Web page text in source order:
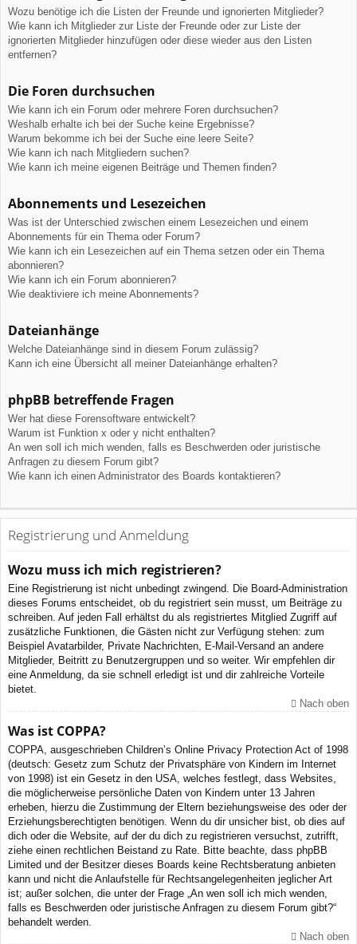
Wozu benötige ich die Listen der Freunde und ignorierten Mitglieder?
Wie kann ich Mitglieder zur Liste der Freunde oder zur Liste der
ignorierten Mitglieder hinzufügen oder diese wieder aus den Listen
entfernen?
Die Foren durchsuchen
Wie kann ich ein Forum oder mehrere Foren durchsuchen?
Weshalb erhalte ich bei der Suche keine Ergebnisse?
Warum bekomme ich bei der Suche eine leere Seite?
Wie kann ich nach Mitgliedern suchen?
Wie kann ich meine eigenen Beiträge und Themen finden?
Abonnements und Lesezeichen
Was ist der Unterschied zwischen einem Lesezeichen und einem
Abonnements für ein Thema oder Forum?
Wie kann ich ein Lesezeichen auf ein Thema setzen oder ein Thema
abonnieren?
Wie kann ich ein Forum abonnieren?
Wie deaktiviere ich meine Abonnements?
Dateianhänge
Welche Dateianhänge sind in diesem Forum zulässig?
Kann ich eine Übersicht all meiner Dateianhänge erhalten?
phpBB betreffende Fragen
Wer hat diese Forensoftware entwickelt?
Warum ist Funktion x oder y nicht enthalten?
An wen soll ich mich wenden, falls es Beschwerden oder juristische
Anfragen zu diesem Forum gibt?
Wie kann ich einen Administrator des Boards kontaktieren?
Registrierung und Anmeldung
Wozu muss ich mich registrieren?
Eine Registrierung ist nicht unbedingt zwingend. Die Board-Administration
dieses Forums entscheidet, ob du registriert sein musst, um Beiträge zu
schreiben. Auf jeden Fall erhältst du als registriertes Mitglied Zugriff auf
zusätzliche Funktionen, die Gästen nicht zur Verfügung stehen: zum
Beispiel Avatarbilder, Private Nachrichten, E-Mail-Versand an andere
Mitglieder, Beitritt zu Benutzergruppen und so weiter. Wir empfehlen dir
eine Anmeldung, da sie schnell erledigt ist und dir zahlreiche Vorteile
bietet.
Nach oben
Was ist COPPA?
COPPA, ausgeschrieben Children’s Online Privacy Protection Act of 1998
(deutsch: Gesetz zum Schutz der Privatsphäre von Kindern im Internet
von 1998) ist ein Gesetz in den USA, welches festlegt, dass Websites,
die möglicherweise persönliche Daten von Kindern unter 13 Jahren
erheben, hierzu die Zustimmung der Eltern beziehungsweise des oder der
Erziehungsberechtigten benötigen. Wenn du dir unsicher bist, ob dies auf
dich oder die Website, auf der du dich zu registrieren versuchst, zutrifft,
ziehe einen rechtlichen Beistand zu Rate. Bitte beachte, dass phpBB
Limited und der Besitzer dieses Boards keine Rechtsberatung anbieten
kann und nicht die Anlaufstelle für Rechtsangelegenheiten jeglicher Art
ist; außer solchen, die unter der Frage „An wen soll ich mich wenden,
falls es Beschwerden oder juristische Anfragen zu diesem Forum gibt?“
behandelt werden.
Nach oben